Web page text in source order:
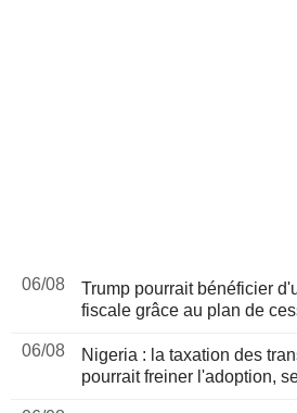
06/08
Trump pourrait bénéficier
fiscale grâce au plan de
06/08
Nigeria : la taxation des
pourrait freiner l'adoption,